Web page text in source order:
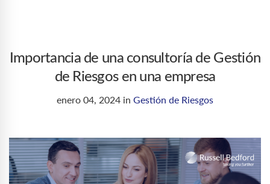
Importancia de una consultoría de Gestión
de Riesgos en una empresa
enero 04, 2024 in Gestión de Riesgos